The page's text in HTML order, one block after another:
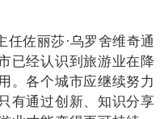
佐丽莎·乌罗舍维奇通
已经认识到旅游业在降
。各个城市应继续努力
有通过创新、知识分享